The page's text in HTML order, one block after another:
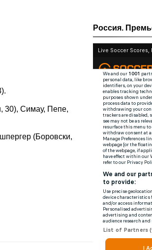
30), Симау, Пепе,
(Боровски,
Россия.